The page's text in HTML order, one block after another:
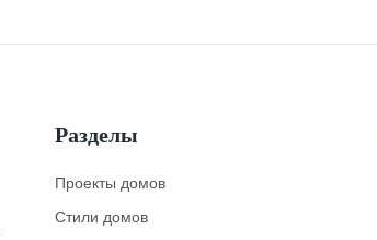
Разделы
Проекты домов
Стили домов